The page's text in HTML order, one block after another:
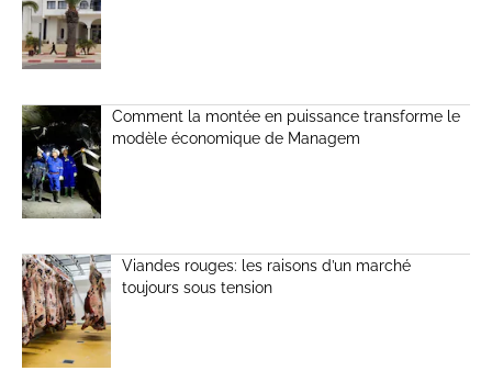
Comment la montée en puissance transforme le
modèle économique de Managem
Viandes rouges: les raisons d’un marché
toujours sous tension